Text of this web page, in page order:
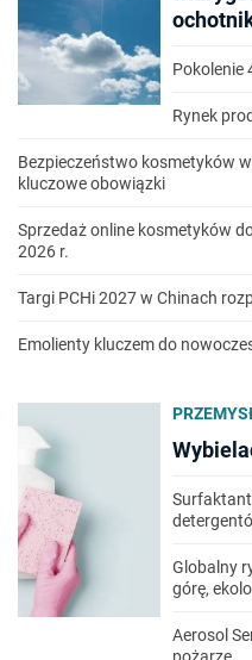
Pokolenie
Rynek
Bezpieczeństwo kosmetyków
kluczowe obowiązki
Sprzedaż online kosmetyków
2026 r.
Targi PCHi 2027 w Chinach
Emolienty kluczem do
Globalny
górę,
Aerosol